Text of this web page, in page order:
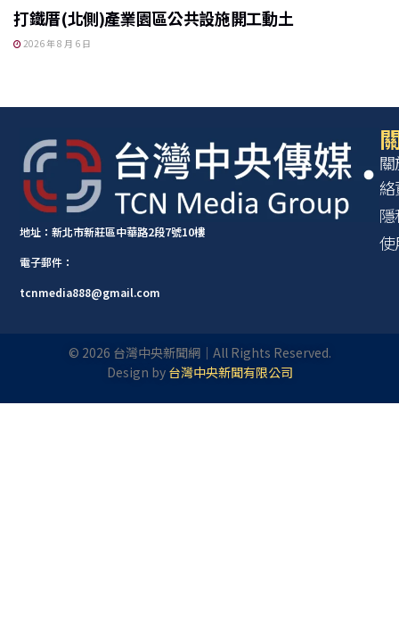
打鐵厝(北側)產業園區公共設施開工動土
2026 年 8 月 6 日
地址：新北市新莊區中華路2段7號10樓
電子郵件：
tcnmedia888@gmail.com
© 2026 台灣中央新聞網｜All Rights Reserved.
Design by 台灣中央新聞有限公司